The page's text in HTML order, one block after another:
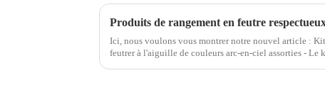
Ici, nous voulons vous montrer notre nouvel article :
feutrer à l'aiguille de couleurs arc-en-ciel assorties - Le